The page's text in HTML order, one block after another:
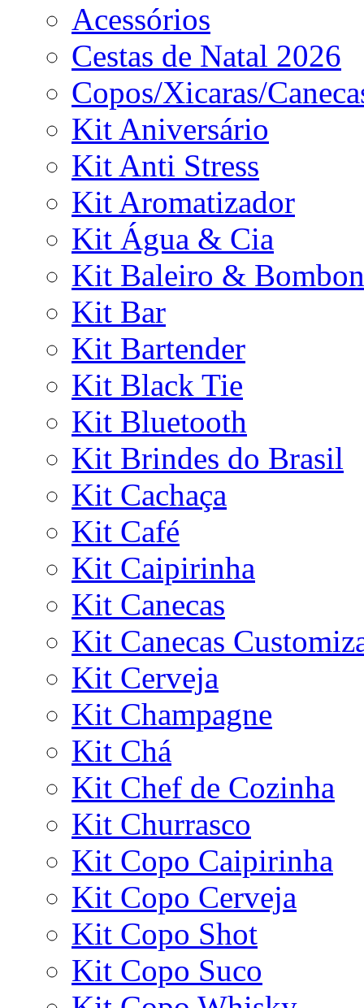
Acessórios
Cestas de Natal 2026
Copos/Xicaras/
Kit Aniversário
Kit Anti Stress
Kit Aromatizador
Kit Água & Cia
Kit Baleiro &
Kit Bar
Kit Bartender
Kit Black Tie
Kit Bluetooth
Kit Brindes do Brasil
Kit Cachaça
Kit Café
Kit Caipirinha
Kit Canecas
Kit Canecas
Kit Cerveja
Kit Champagne
Kit Chá
Kit Chef de Cozinha
Kit Churrasco
Kit Copo Caipirinha
Kit Copo Cerveja
Kit Copo Shot
Kit Copo Suco